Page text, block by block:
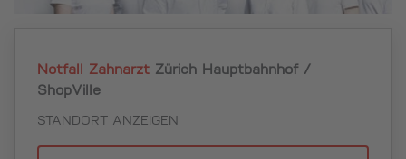
Notfall Zahnarzt Zürich Hauptbahnhof /
ShopVille
STANDORT ANZEIGEN